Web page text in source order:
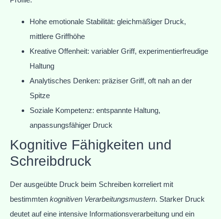
Hohe emotionale Stabilität: gleichmäßiger Druck,
mittlere Griffhöhe
Kreative Offenheit: variabler Griff, experimentierfreudige
Haltung
Analytisches Denken: präziser Griff, oft nah an der
Spitze
Soziale Kompetenz: entspannte Haltung,
anpassungsfähiger Druck
Kognitive Fähigkeiten und
Schreibdruck
Der ausgeübte Druck beim Schreiben korreliert mit
bestimmten kognitiven Verarbeitungsmustern. Starker Druck
deutet auf eine intensive Informationsverarbeitung und ein